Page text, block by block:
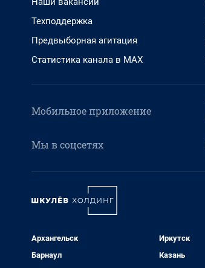
Техподдержка
Предвыборная агитация
Статистика канала в MAX
Мобильное приложение
Мы в соцсетях
Архангельск
Барнаул
Иркутск
Казань